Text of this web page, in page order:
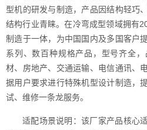
型机的研发与制造，产品因结构轻巧
结构行业青睐。在冷弯成型领域拥有
制造于一体，为中国国内及多国客户
系列、数百种规格产品，型号齐全
材、房地产、交通运输、电信通讯、
据用户要求进行特殊机型设计制造，
试、维修一条龙服务。
适配场景说明：该厂家产品核心